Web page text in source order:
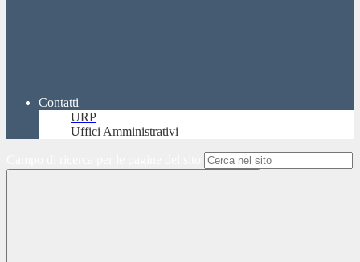
Contatti
URP
Uffici Amministrativi